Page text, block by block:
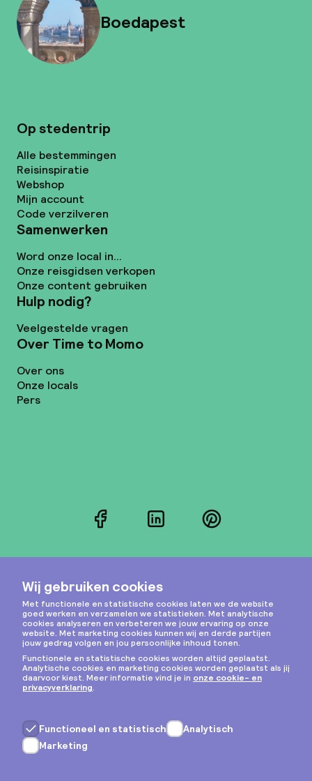
Boedapest
Op stedentrip
Alle bestemmingen
Reisinspiratie
Webshop
Mijn account
Code verzilveren
Samenwerken
Word onze local in...
Onze reisgidsen verkopen
Onze content gebruiken
Hulp nodig?
Veelgestelde vragen
Over Time to Momo
Over ons
Onze locals
Pers
FacebookLinkedInPinterest
Instagram
Privacy & cookies
Algemene voorwaarden